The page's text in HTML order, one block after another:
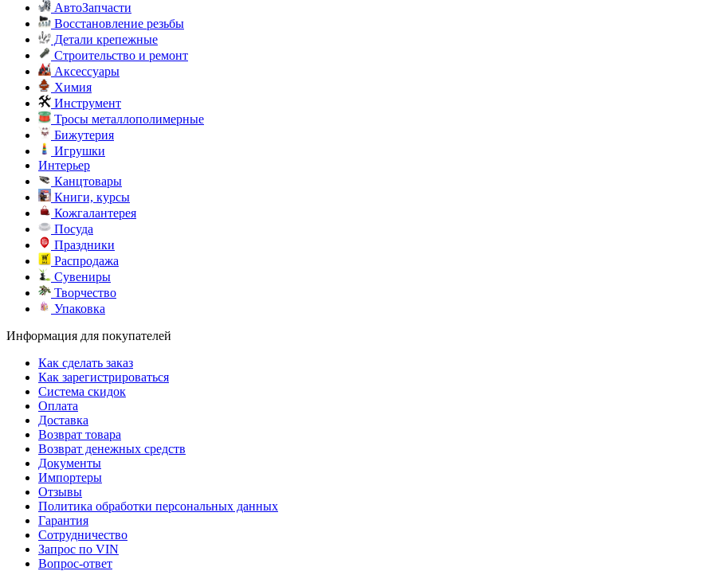
АвтоЗапчасти
Восстановление резьбы
Детали крепежные
Строительство и ремонт
Аксессуары
Химия
Инструмент
Тросы металлополимерные
Бижутерия
Игрушки
Интерьер
Канцтовары
Книги, курсы
Кожгалантерея
Посуда
Праздники
Распродажа
Сувениры
Творчество
Упаковка
Информация для покупателей
Как сделать заказ
Как зарегистрироваться
Система скидок
Оплата
Доставка
Возврат товара
Возврат денежных средств
Документы
Импортеры
Отзывы
Политика обработки персональных данных
Гарантия
Сотрудничество
Запрос по VIN
Вопрос-ответ